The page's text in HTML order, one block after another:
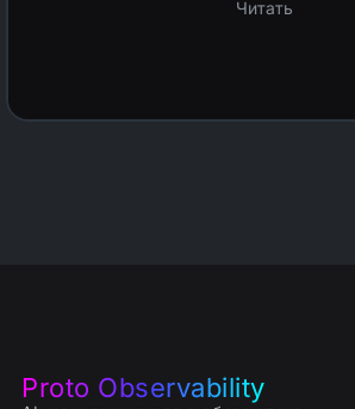
Читать
Proto Observability